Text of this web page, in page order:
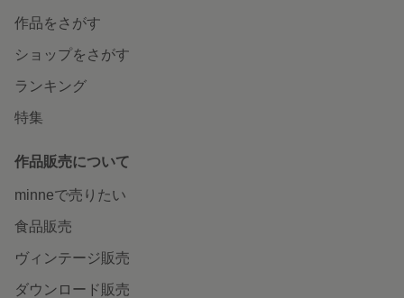
作品をさがす
ショップをさがす
ランキング
特集
作品販売について
minneで売りたい
食品販売
ヴィンテージ販売
ダウンロード販売